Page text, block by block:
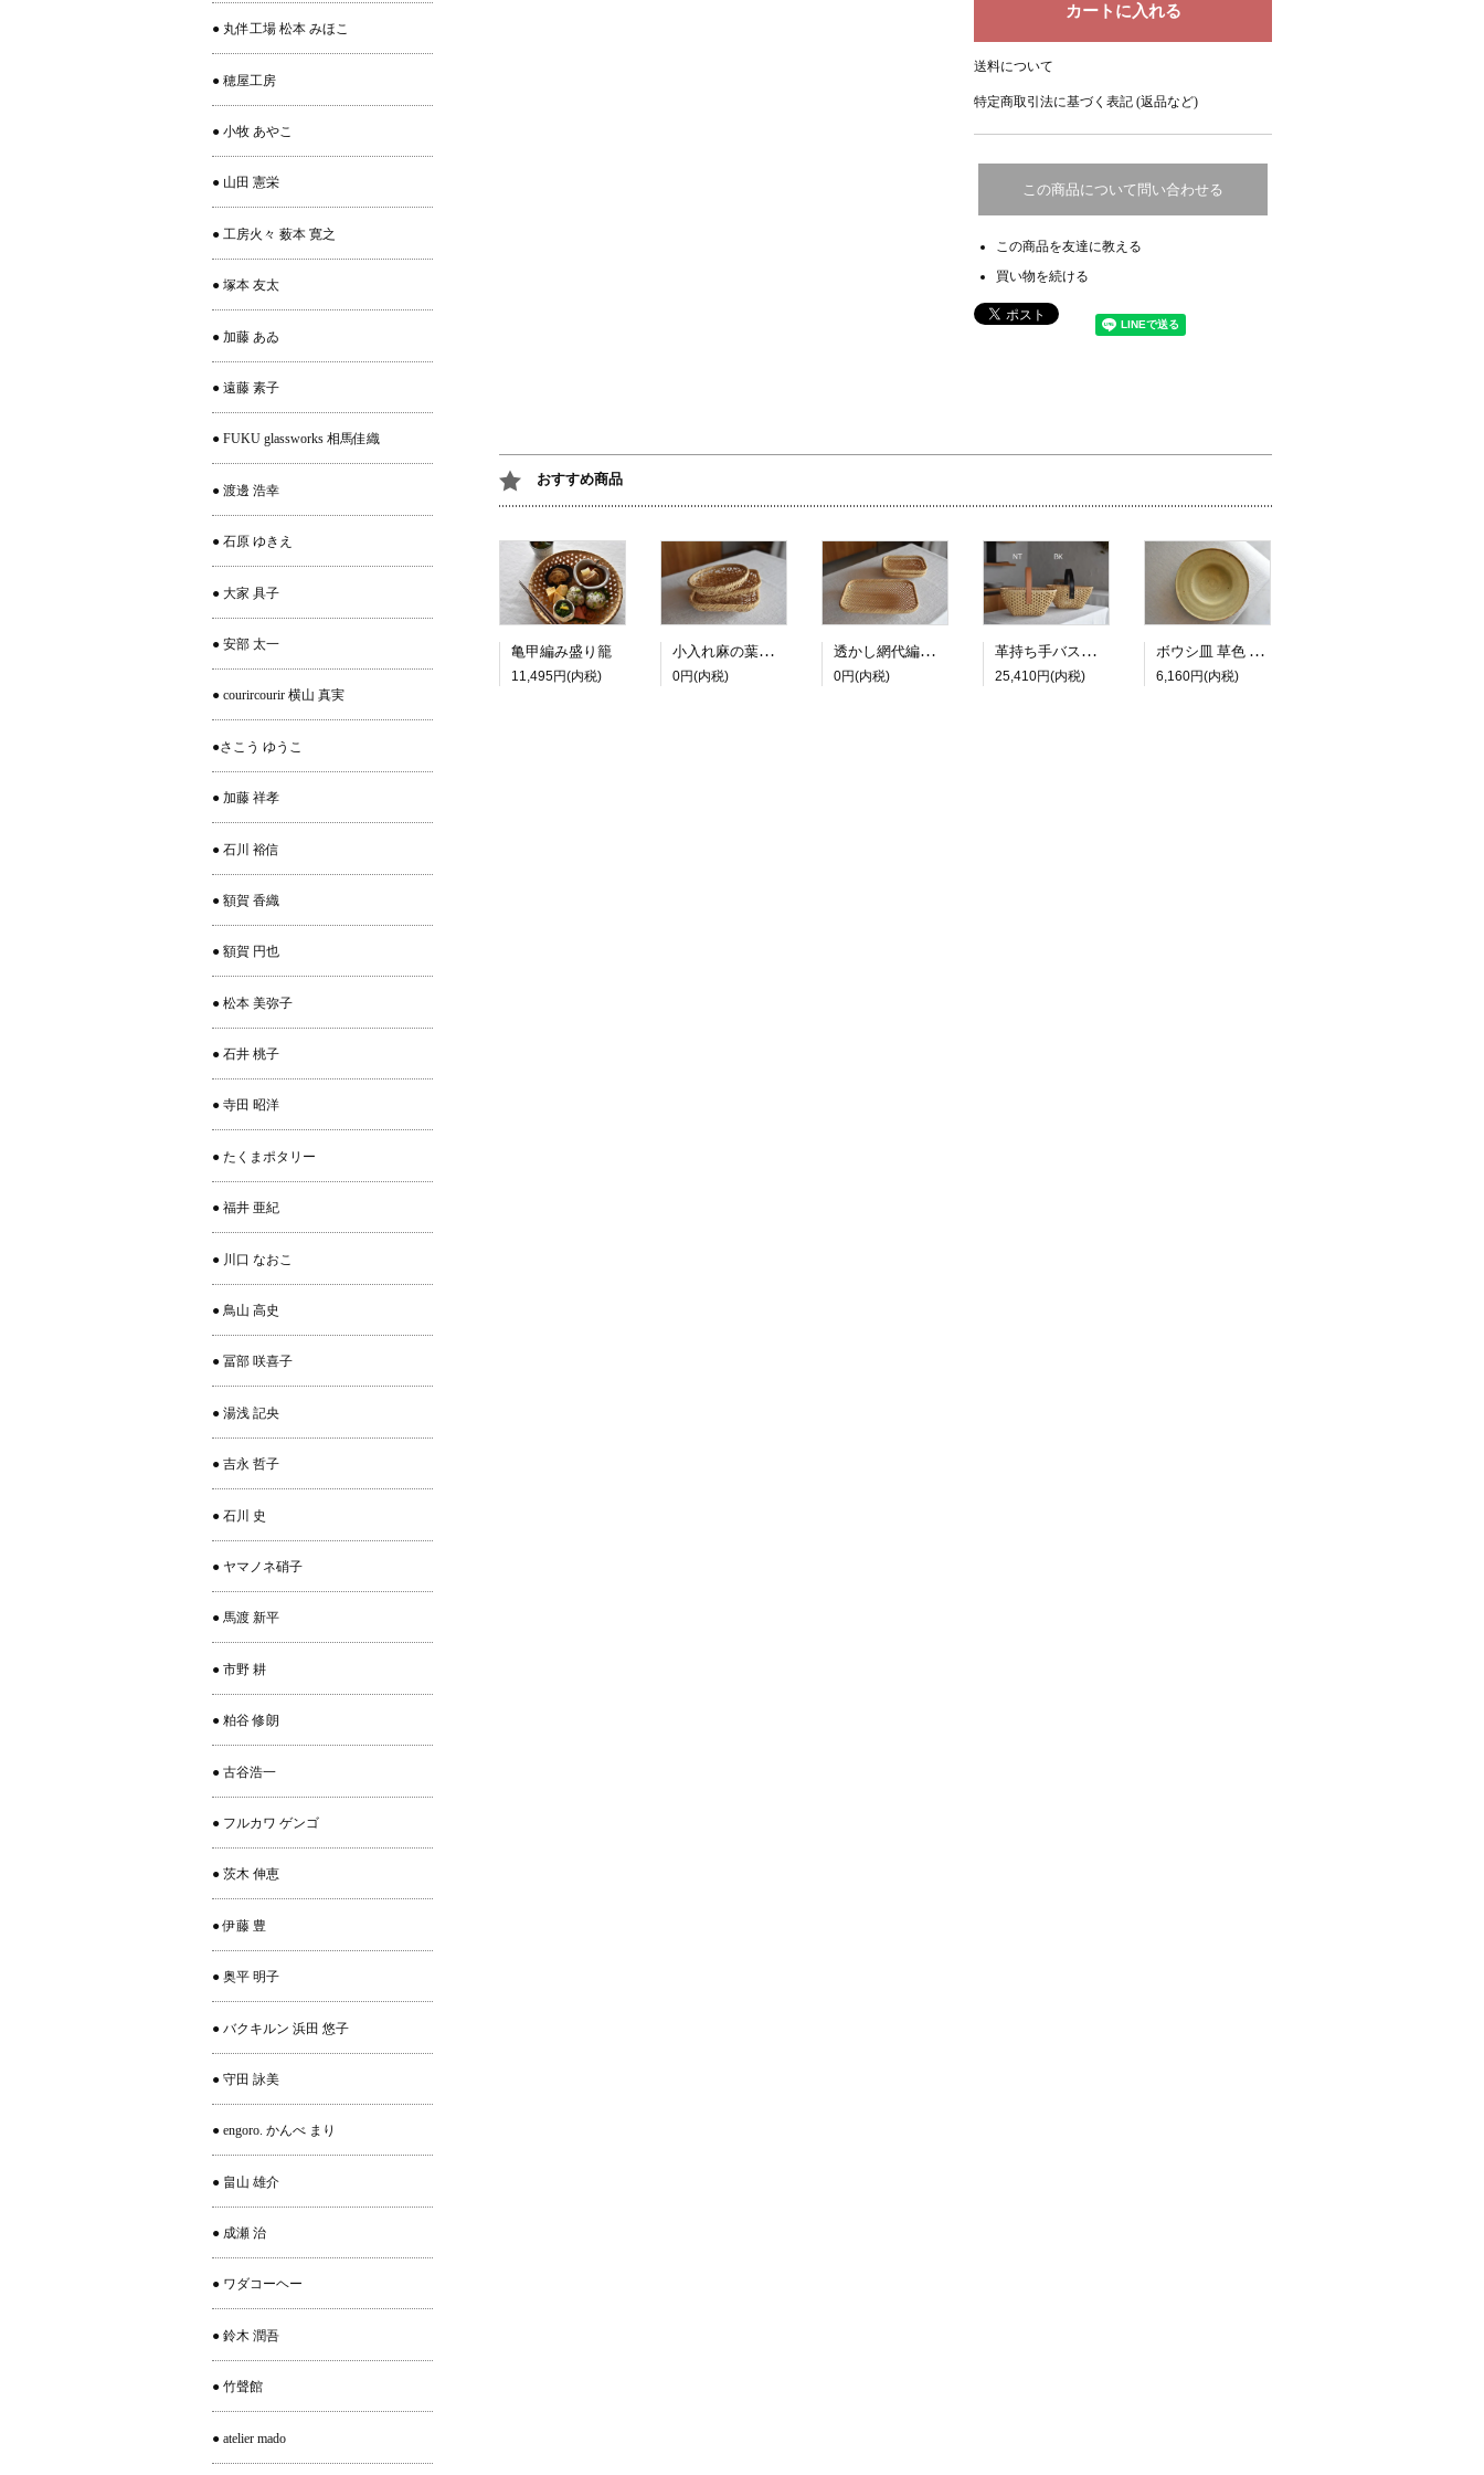
送料について
特定商取引法に基づく表記 (返品など)
この商品について問い合わせる
この商品を友達に教える
買い物を続ける
おすすめ商品
亀甲編み盛り籠
11,495円(内税)
小入れ麻の葉編み盛り籠
0円(内税)
透かし網代編み盛り籠
0円(内税)
革持ち手バスケット
25,410円(内税)
ボウシ皿 草色 φ23.5cm
6,160円(内税)
● 丸伴工場 松本 みほこ
● 穂屋工房
● 小牧 あやこ
● 山田 憲栄
● 工房火々 薮本 寛之
● 塚本 友太
● 加藤 あゐ
● 遠藤 素子
● FUKU glassworks 相馬佳織
● 渡邊 浩幸
● 石原 ゆきえ
● 大家 具子
● 安部 太一
● courircourir 横山 真実
●さこう ゆうこ
● 加藤 祥孝
● 石川 裕信
● 額賀 香織
● 額賀 円也
● 松本 美弥子
● 石井 桃子
● 寺田 昭洋
● たくまポタリー
● 福井 亜紀
● 川口 なおこ
● 鳥山 高史
● 冨部 咲喜子
● 湯浅 記央
● 吉永 哲子
● 石川 史
● ヤマノネ硝子
● 馬渡 新平
● 市野 耕
● 粕谷 修朗
● 古谷浩一
● フルカワ ゲンゴ
● 茨木 伸恵
● 伊藤 豊
● 奥平 明子
● バクキルン 浜田 悠子
● 守田 詠美
● engoro. かんべ まり
● 畠山 雄介
● 成瀬 治
● ワダコーヘー
● 鈴木 潤吾
● 竹聲館
● atelier mado